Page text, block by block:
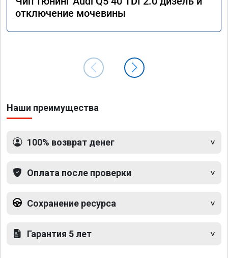
отключение мочевины
Наши преимущества
100% возврат денег
Оплата после проверки
Сохранение ресурса
Гарантия 5 лет